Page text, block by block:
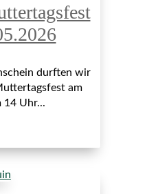
durften wir
am
14 Uhr...